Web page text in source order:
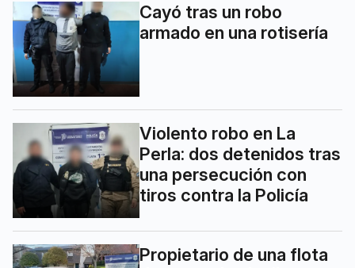
Cayó tras un robo
armado en una rotisería
Violento robo en La
Perla: dos detenidos tras
una persecución con
tiros contra la Policía
Propietario de una flota